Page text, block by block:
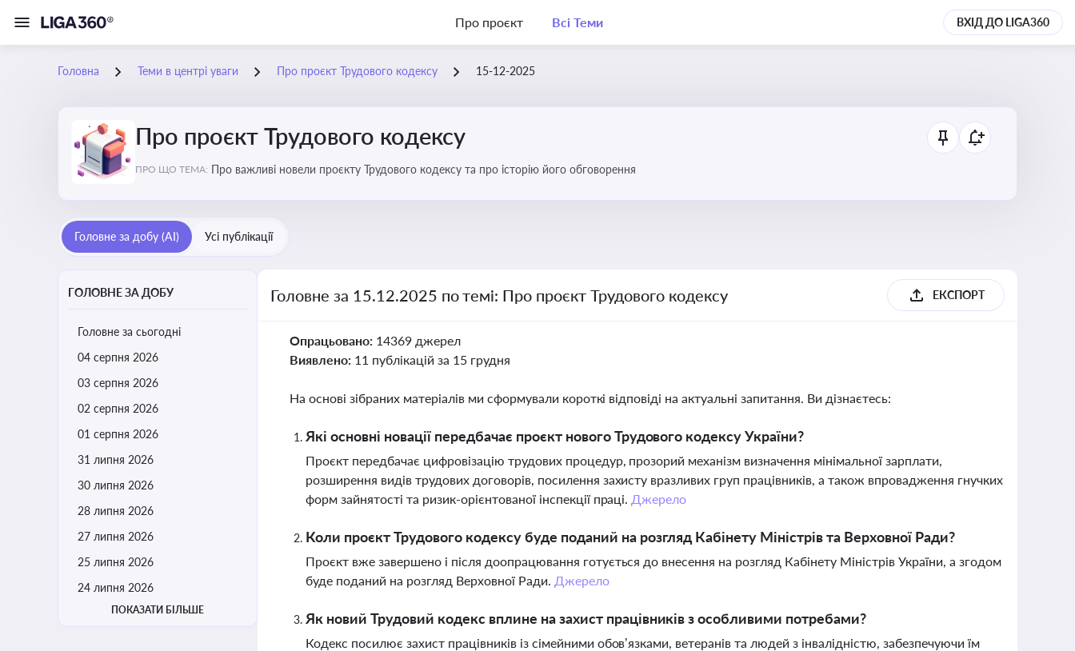
Про проєкт Всі Теми ВХІД ДО LIGA360
Головна Теми в центрі уваги Про проєкт Трудового кодексу 15-12-2025
Про проєкт Трудового кодексу
ПРО ЩО ТЕМА: Про важливі новели проєкту Трудового кодексу та про історію його обговорення
Головне за добу (AI) Усі публікації
ГОЛОВНЕ ЗА ДОБУ
Головне за сьогодні
04 серпня 2026
03 серпня 2026
02 серпня 2026
01 серпня 2026
31 липня 2026
30 липня 2026
28 липня 2026
27 липня 2026
25 липня 2026
24 липня 2026
ПОКАЗАТИ БІЛЬШЕ
Головне за 15.12.2025 по темі: Про проєкт Трудового кодексу ЕКСПОРТ
Опрацьовано: 14369 джерел
Виявлено: 11 публікацій за 15 грудня
На основі зібраних матеріалів ми сформували короткі відповіді на актуальні запитання. Ви дізнаєтесь:
Які основні новації передбачає проєкт нового Трудового кодексу України?
Проєкт передбачає цифровізацію трудових процедур, прозорий механізм визначення мінімальної зарплати,
розширення видів трудових договорів, посилення захисту вразливих груп працівників, а також впровадження гнучких
форм зайнятості та ризик-орієнтованої інспекції праці. Джерело
Коли проєкт Трудового кодексу буде поданий на розгляд Кабінету Міністрів та Верховної Ради?
Проєкт вже завершено і після доопрацювання готується до внесення на розгляд Кабінету Міністрів України, а згодом
буде поданий на розгляд Верховної Ради. Джерело
Як новий Трудовий кодекс вплине на захист працівників з особливими потребами?
Кодекс посилює захист працівників із сімейними обов’язками, ветеранів та людей з інвалідністю, забезпечуючи їм